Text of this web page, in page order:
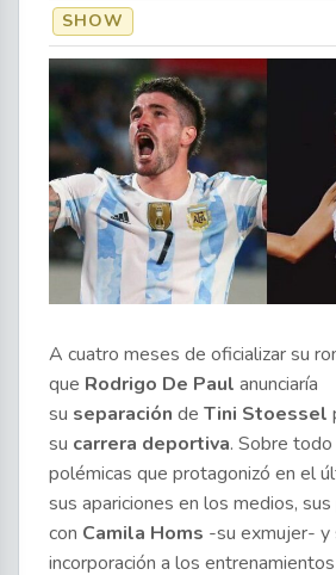
SHOW
A cuatro meses de oficializar su
que Rodrigo De Paul anunciaría
su separación de Tini Stoessel
su carrera deportiva. Sobre
polémicas que protagonizó en el
sus apariciones en los medios,
con Camila Homs -su exmujer- y
incorporación a los